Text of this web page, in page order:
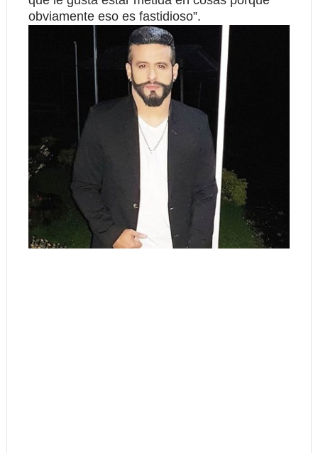
obviamente eso es fastidioso”.